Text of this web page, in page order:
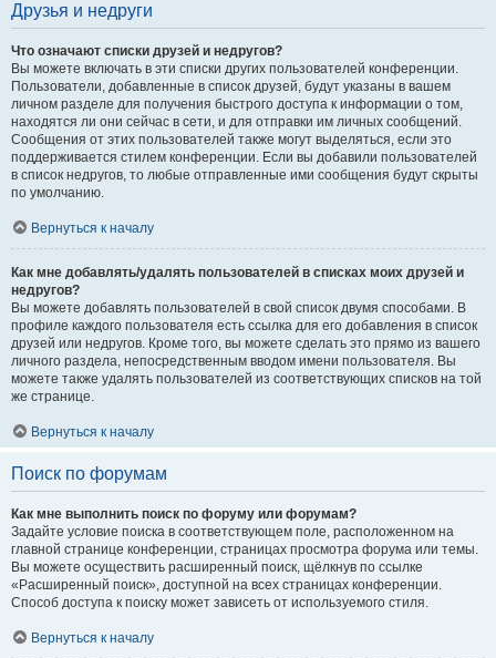
Друзья и недруги
Что означают списки друзей и недругов?
Вы можете включать в эти списки других пользователей конференции.
Пользователи, добавленные в список друзей, будут указаны в вашем
личном разделе для получения быстрого доступа к информации о том,
находятся ли они сейчас в сети, и для отправки им личных сообщений.
Сообщения от этих пользователей также могут выделяться, если это
поддерживается стилем конференции. Если вы добавили пользователей
в список недругов, то любые отправленные ими сообщения будут скрыты
по умолчанию.
Вернуться к началу
Как мне добавлять/удалять пользователей в списках моих друзей и
недругов?
Вы можете добавлять пользователей в свой список двумя способами. В
профиле каждого пользователя есть ссылка для его добавления в список
друзей или недругов. Кроме того, вы можете сделать это прямо из вашего
личного раздела, непосредственным вводом имени пользователя. Вы
можете также удалять пользователей из соответствующих списков на той
же странице.
Вернуться к началу
Поиск по форумам
Как мне выполнить поиск по форуму или форумам?
Задайте условие поиска в соответствующем поле, расположенном на
главной странице конференции, страницах просмотра форума или темы.
Вы можете осуществить расширенный поиск, щёлкнув по ссылке
«Расширенный поиск», доступной на всех страницах конференции.
Способ доступа к поиску может зависеть от используемого стиля.
Вернуться к началу